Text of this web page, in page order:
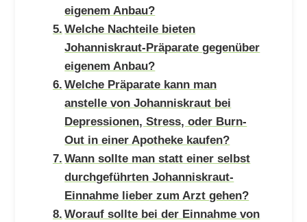
eigenem Anbau?
Welche Nachteile bieten
Johanniskraut-Präparate gegenüber
eigenem Anbau?
Welche Präparate kann man
anstelle von Johanniskraut bei
Depressionen, Stress, oder Burn-
Out in einer Apotheke kaufen?
Wann sollte man statt einer selbst
durchgeführten Johanniskraut-
Einnahme lieber zum Arzt gehen?
Worauf sollte bei der Einnahme von